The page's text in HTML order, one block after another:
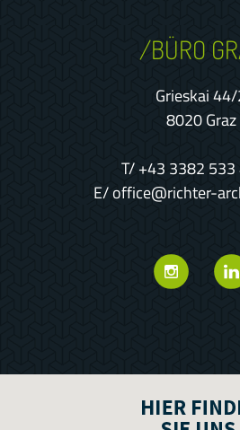
/BÜRO
Grieskai
8020 Graz
T/+43 3382
E/office@richter-